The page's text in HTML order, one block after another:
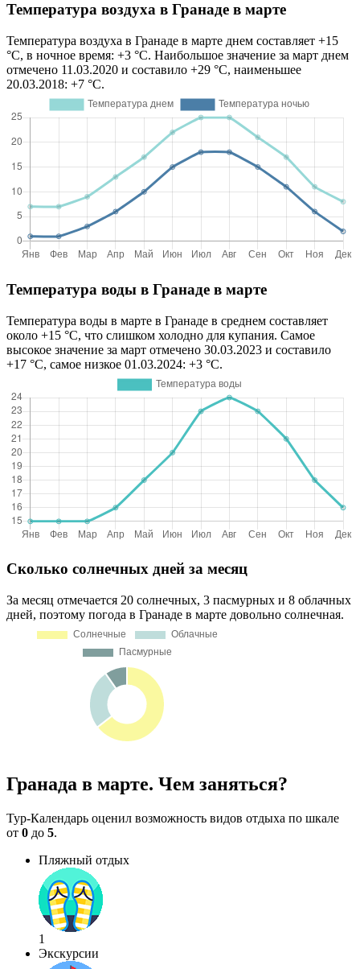
Температура воздуха в Гранаде в марте
Температура воздуха в Гранаде в марте днем составляет +15
°C, в ночное время: +3 °C. Наибольшое значение за март днем
отмечено 11.03.2020 и составило +29 °C, наименьшее
20.03.2018: +7 °C.
Температура воды в Гранаде в марте
Температура воды в марте в Гранаде в среднем составляет
около +15 °C, что слишком холодно для купания. Самое
высокое значение за март отмечено 30.03.2023 и составило
+17 °C, самое низкое 01.03.2024: +3 °C.
Сколько солнечных дней за месяц
За месяц отмечается 20 солнечных, 3 пасмурных и 8 облачных
дней, поэтому погода в Гранаде в марте довольно солнечная.
Гранада в марте. Чем заняться?
Тур-Календарь оценил возможность видов отдыха по шкале
от 0 до 5.
Пляжный отдых
1
Экскурсии